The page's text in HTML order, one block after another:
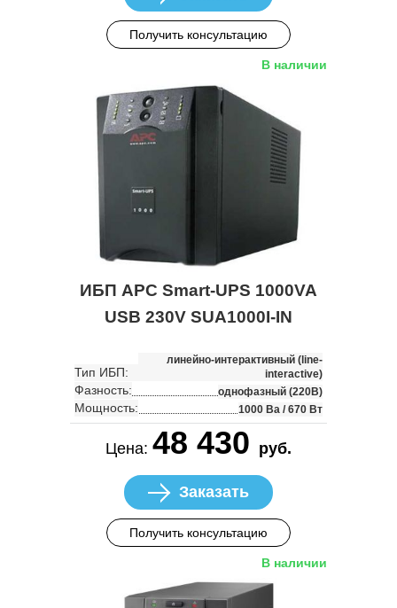
Получить консультацию
В наличии
ИБП APC Smart-UPS 1000VA
USB 230V SUA1000I-IN
Тип ИБП:
линейно-интерактивный (line-
interactive)
Фазность: однофазный (220В)
Мощность: 1000 Ва / 670 Вт
Цена: 48 430 руб.
Заказать
Получить консультацию
В наличии